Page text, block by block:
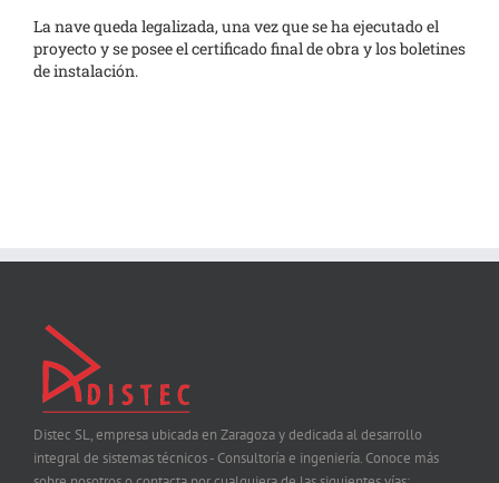
La nave queda legalizada, una vez que se ha ejecutado el
proyecto y se posee el certificado final de obra y los boletines
de instalación.
Distec SL, empresa ubicada en Zaragoza y dedicada al desarrollo
integral de sistemas técnicos - Consultoría e ingeniería. Conoce más